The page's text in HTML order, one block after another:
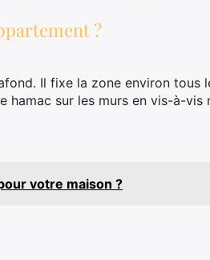
?
Il fixe la zone environ tous
hamac sur les murs en vis-à-
votre maison ?